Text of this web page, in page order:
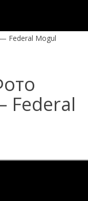
Federal Mogul
Federal